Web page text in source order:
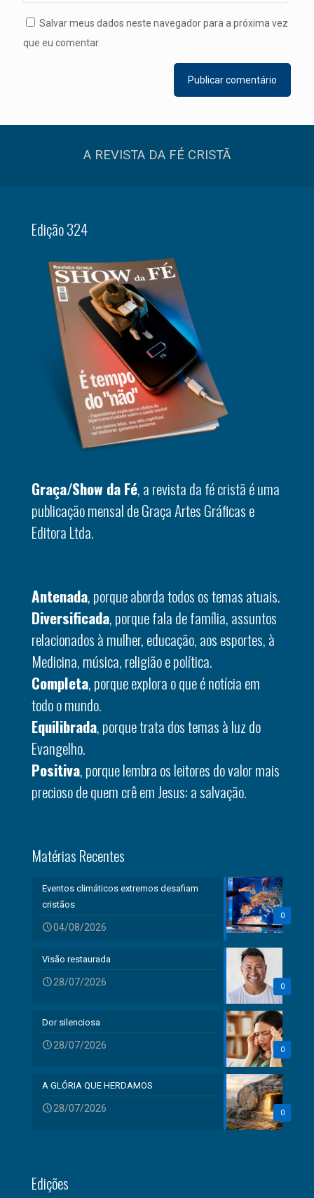
Salvar meus dados neste navegador para a próxima vez
que eu comentar.
A REVISTA DA FÉ CRISTÃ
Edição 324
Graça/Show da Fé, a revista da fé cristã é uma
publicação mensal de Graça Artes Gráficas e
Editora Ltda.
Antenada, porque aborda todos os temas atuais.
Diversificada, porque fala de família, assuntos
relacionados à mulher, educação, aos esportes, à
Medicina, música, religião e política.
Completa, porque explora o que é notícia em
todo o mundo.
Equilibrada, porque trata dos temas à luz do
Evangelho.
Positiva, porque lembra os leitores do valor mais
precioso de quem crê em Jesus: a salvação.
Matérias Recentes
0
Eventos climáticos extremos desafiam
cristãos
04/08/2026
0
Visão restaurada
28/07/2026
0
Dor silenciosa
28/07/2026
0
A GLÓRIA QUE HERDAMOS
28/07/2026
Edições